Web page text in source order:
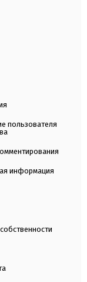
пользователя
информация